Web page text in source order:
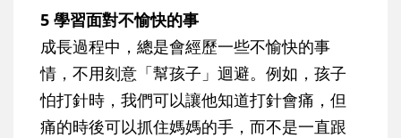
5 學習面對不愉快的事
成長過程中，總是會經歷一些不愉快的事
情，不用刻意「幫孩子」迴避。例如，孩子
怕打針時，我們可以讓他知道打針會痛，但
痛的時後可以抓住媽媽的手，而不是一直跟